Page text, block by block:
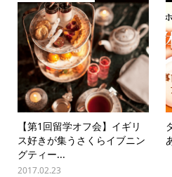
【第1回留学オフ会】イギリ
ス好きが集うさくらイブニン
グティー...
2017.02.23